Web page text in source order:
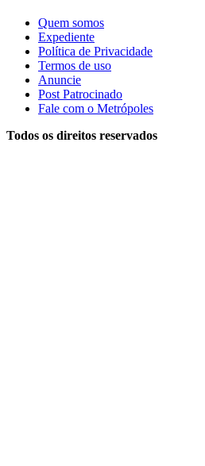
Quem somos
Expediente
Política de Privacidade
Termos de uso
Anuncie
Post Patrocinado
Fale com o Metrópoles
Todos os direitos reservados